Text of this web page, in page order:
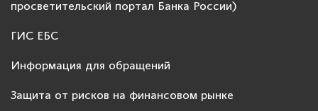
просветительский портал Банка России)
ГИС ЕБС
Информация для обращений
Защита от рисков на финансовом рынке